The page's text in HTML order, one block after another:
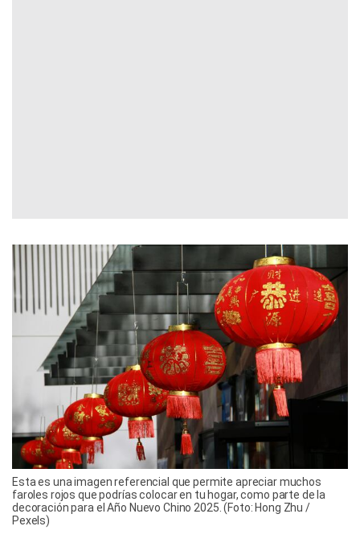
Esta es una imagen referencial que permite apreciar muchos
faroles rojos que podrías colocar en tu hogar, como parte de la
decoración para el Año Nuevo Chino 2025. (Foto: Hong Zhu /
Pexels)